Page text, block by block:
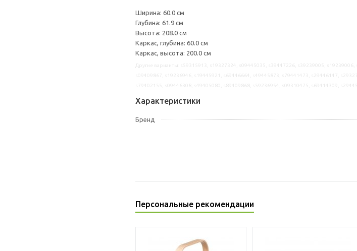
Ширина: 60.0 см
Глубина: 61.9 см
Высота: 208.0 см
Каркас, глубина: 60.0 см
Каркас, высота: 200.0 см
Характеристики
Бренд
Персональные рекомендации